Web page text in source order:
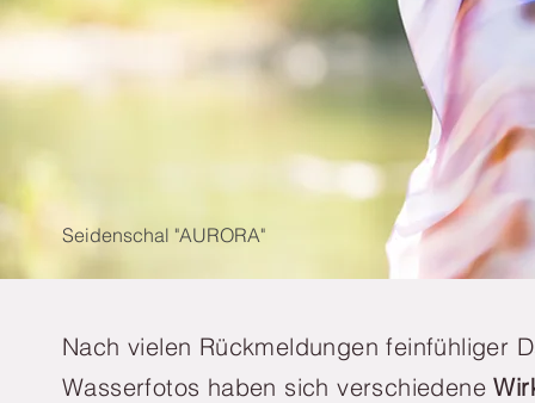
Seidenschal "AURORA"
Nach vielen Rückmeldungen feinfühliger
Wasserfotos haben sich verschiedene